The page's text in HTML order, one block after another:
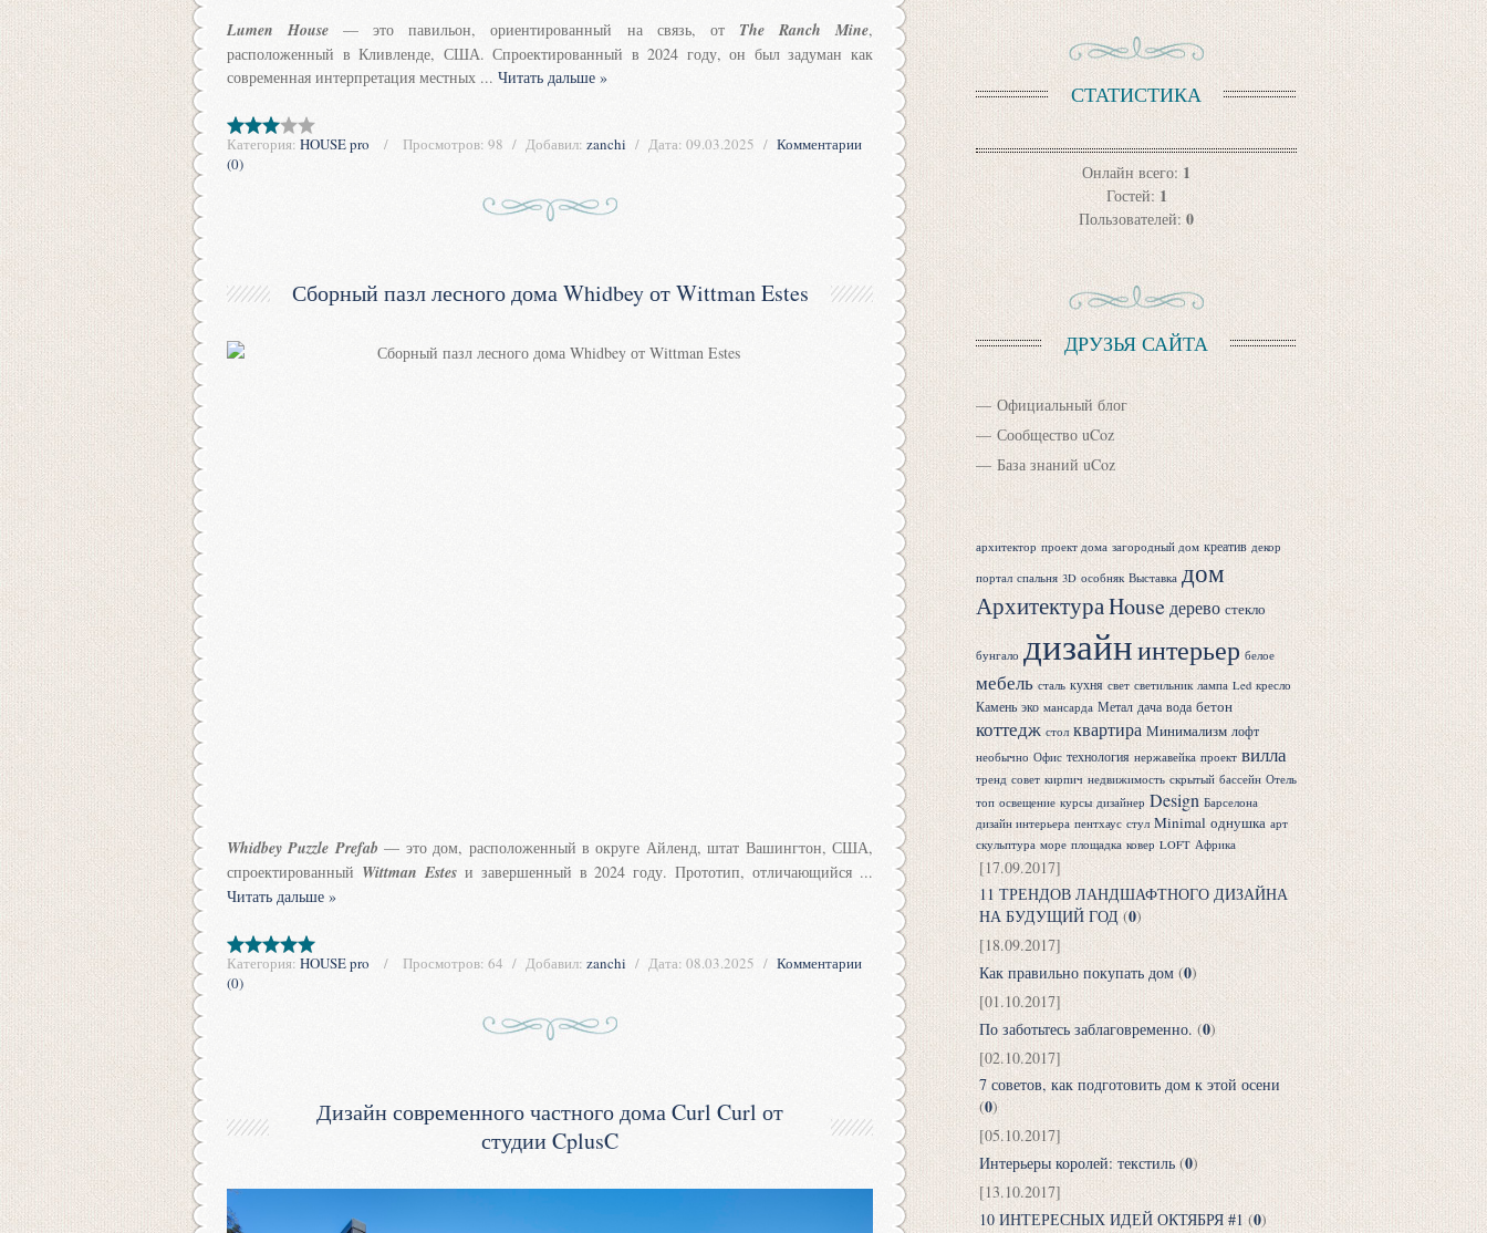
Lumen House — это павильон, ориентированный на связь, от The Ranch Mine,
расположенный в Кливленде, США. Спроектированный в 2024 году, он был задуман как
современная интерпретация местных ... Читать дальше »
Категория: HOUSE pro Просмотров: 98 Добавил: zanchi Дата: 09.03.2025
Комментарии
(0)
Сборный пазл лесного дома Whidbey от Wittman Estes
Whidbey Puzzle Prefab — это дом, расположенный в округе Айленд, штат Вашингтон, США,
спроектированный Wittman Estesи завершенный в 2024 году. Прототип, отличающийся ...
Читать дальше »
Категория: HOUSE pro Просмотров: 64 Добавил: zanchi Дата: 08.03.2025
Комментарии
(0)
Дизайн современного частного дома Curl Curl от
студии CplusC
СТАТИСТИКА
Онлайн всего: 1
Гостей: 1
Пользователей:0
ДРУЗЬЯ САЙТА
Официальный блог
Сообщество uCoz
База знаний uCoz
архитектор проект дома загородный дом креатив декор
портал спальня 3D особняк Выставка дом
АрхитектураHouse дерево стекло
бунгало дизайнинтерьер белое
мебель сталь кухня свет светильник лампа Led кресло
Камень эко мансарда Метал дача вода бетон
коттедж стол квартира Минимализм лофт
необычно Офис технология нержавейка проект вилла
тренд совет кирпич недвижимость скрытый бассейн Отель
топ освещение курсы дизайнер Design Барселона
дизайн интерьера пентхаус стул Minimal однушка арт
скульптура море площадка ковер LOFT Африка
[17.09.2017]
11 ТРЕНДОВ ЛАНДШАФТНОГО ДИЗАЙНА
НА БУДУЩИЙ ГОД (0)
[18.09.2017]
Как правильно покупать дом (0)
[01.10.2017]
По заботьтесь заблаговременно. (0)
[02.10.2017]
7 советов, как подготовить дом к этой осени
(0)
[05.10.2017]
Интерьеры королей: текстиль (0)
[13.10.2017]
10 ИНТЕРЕСНЫХ ИДЕЙ ОКТЯБРЯ #1 (0)